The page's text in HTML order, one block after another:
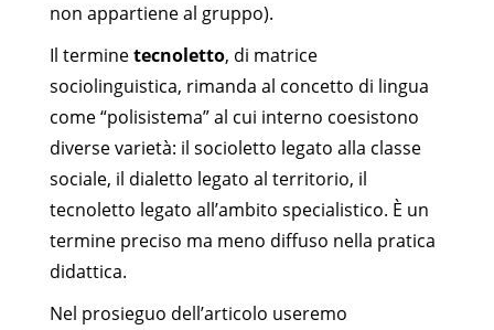
non appartiene al gruppo).
Il terminetecnoletto, di matrice
sociolinguistica, rimanda al concetto di lingua
come “polisistema” al cui interno coesistono
diverse varietà: il socioletto legato alla classe
sociale, il dialetto legato al territorio, il
tecnoletto legato all’ambito specialistico. È un
termine preciso ma meno diffuso nella pratica
didattica.
Nel prosieguo dell’articolo useremo